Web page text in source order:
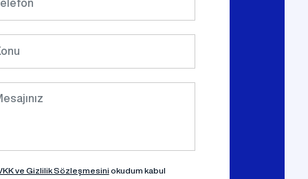
ve Gizlilik Sözleşmesini okudum kabul